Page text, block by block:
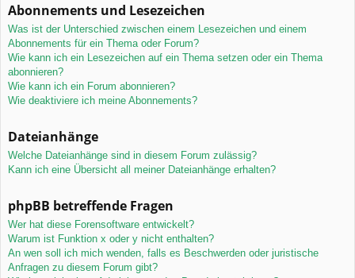
Abonnements und Lesezeichen
Was ist der Unterschied zwischen einem Lesezeichen und einem
Abonnements für ein Thema oder Forum?
Wie kann ich ein Lesezeichen auf ein Thema setzen oder ein Thema
abonnieren?
Wie kann ich ein Forum abonnieren?
Wie deaktiviere ich meine Abonnements?
Dateianhänge
Welche Dateianhänge sind in diesem Forum zulässig?
Kann ich eine Übersicht all meiner Dateianhänge erhalten?
phpBB betreffende Fragen
Wer hat diese Forensoftware entwickelt?
Warum ist Funktion x oder y nicht enthalten?
An wen soll ich mich wenden, falls es Beschwerden oder juristische
Anfragen zu diesem Forum gibt?